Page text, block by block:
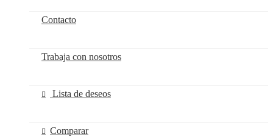
Contacto
Trabaja con nosotros
Lista de deseos
Comparar